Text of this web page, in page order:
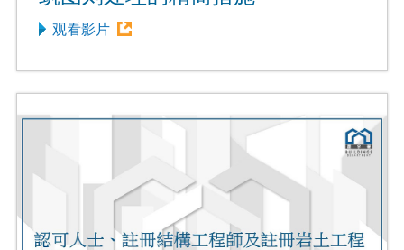
观看影片